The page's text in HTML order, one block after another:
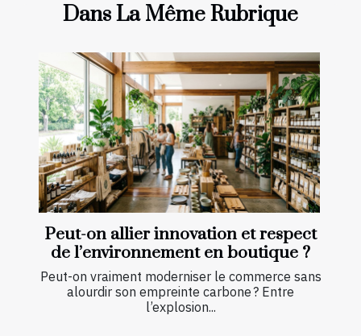
Dans La Même Rubrique
Peut-on allier innovation et respect
de l’environnement en boutique ?
Peut-on vraiment moderniser le commerce sans
alourdir son empreinte carbone ? Entre
l’explosion...